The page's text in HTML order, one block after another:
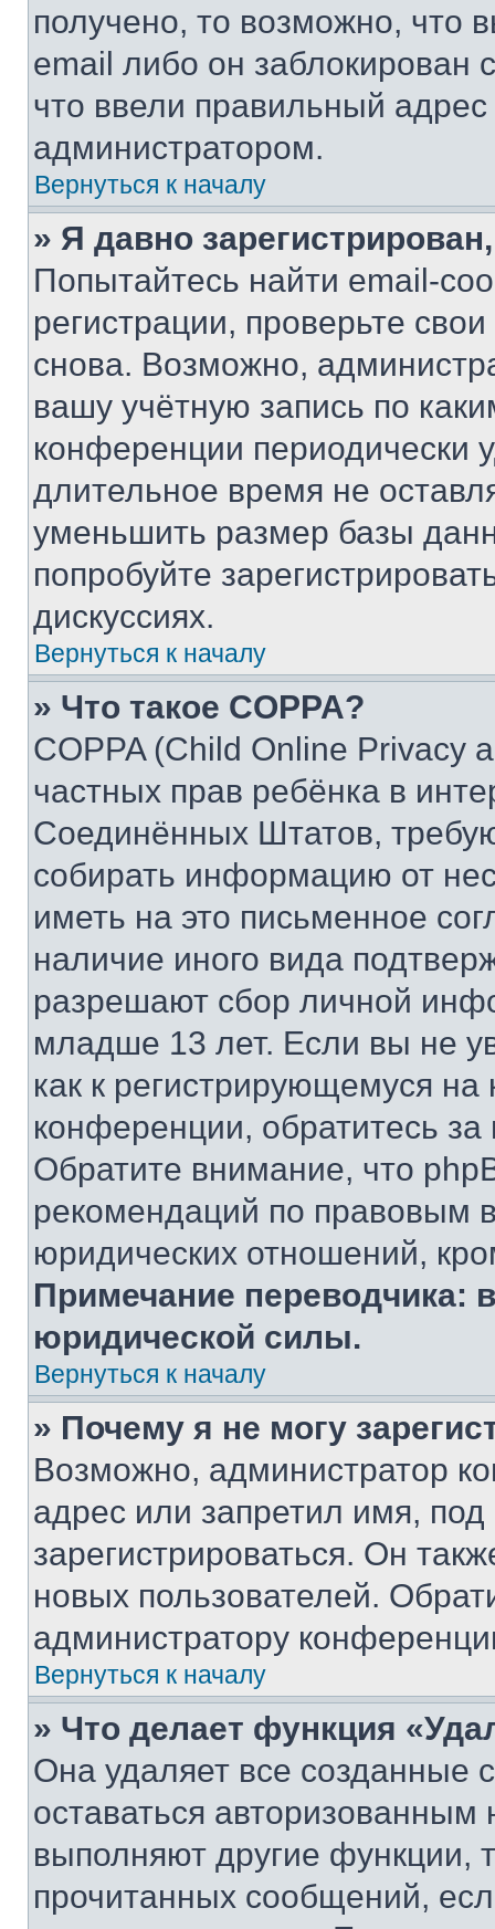
получено, то возможно, что
email либо он
что ввели правильный адрес
администратором.
Вернуться к началу
» Я давно
Попытайтесь найти email-
регистрации, проверьте
снова. Возможно,
вашу учётную запись по
конференции периодически
длительное время не
уменьшить размер базы
попробуйте
дискуссиях.
Вернуться к началу
» Что такое COPPA?
COPPA (Child Online Privacy
частных прав ребёнка в
Соединённых Штатов,
собирать информацию от
иметь на это письменное
наличие иного вида
разрешают сбор личной
младше 13 лет. Если вы не
как к регистрирующемуся
конференции, обратитесь
Обратите внимание, что
рекомендаций по правовым
юридических отношений,
Примечание переводчика:
юридической силы.
Вернуться к началу
» Почему я не могу
Возможно, администратор
адрес или запретил имя,
зарегистрироваться. Он
новых пользователей.
администратору
Вернуться к началу
» Что делает функция
Она удаляет все созданные
оставаться
выполняют другие функции,
прочитанных сообщений,